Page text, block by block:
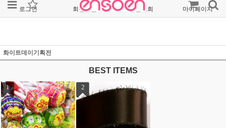
로그인 회원가입 주문조회 마이페이지
화이트데이기획전
BEST ITEMS
1 2